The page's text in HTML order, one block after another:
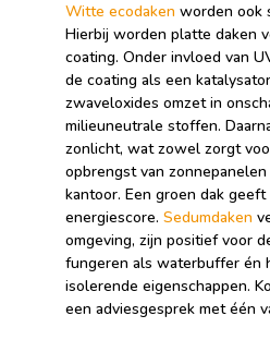
Witte ecodaken worden ook
Hierbij worden platte daken
coating. Onder invloed van
de coating als een
zwaveloxides omzet in
milieuneutrale stoffen.
zonlicht, wat zowel zorgt
opbrengst van
kantoor. Een groen dak
energiescore. Sedumdaken
omgeving, zijn positief voor
fungeren als waterbuffer én
isolerende eigenschappen.
een adviesgesprek met één